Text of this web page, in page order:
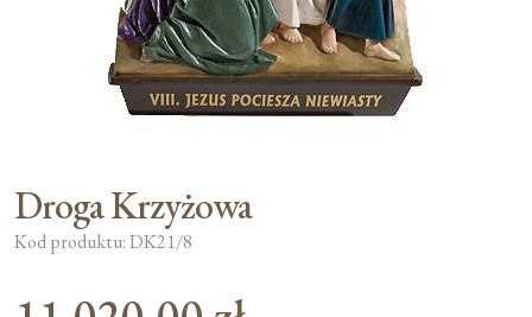
Droga Krzyżowa
Kod produktu: DK21/8